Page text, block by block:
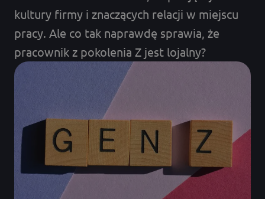
kultury firmy i znaczących relacji w miejscu
pracy. Ale co tak naprawdę sprawia, że
pracownik z pokolenia Z jest lojalny?